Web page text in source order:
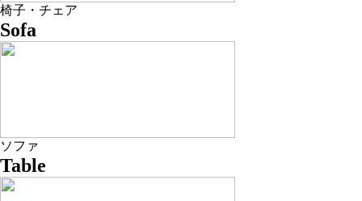
椅子・チェア
Sofa
ソファ
Table